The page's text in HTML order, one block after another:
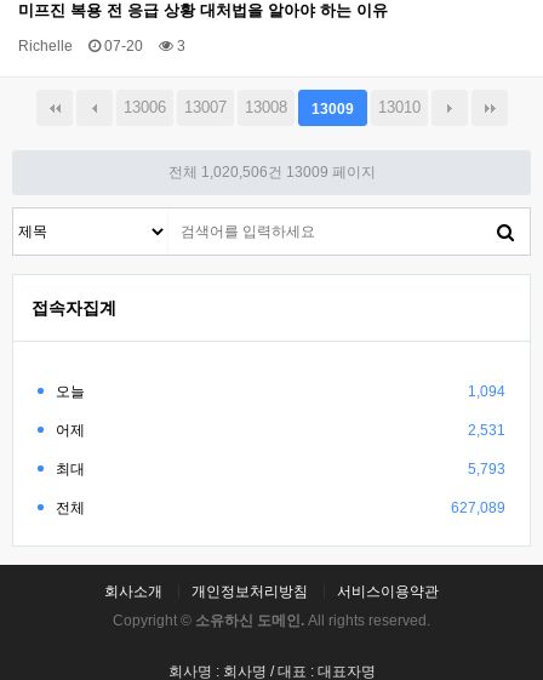
미프진 복용 전 응급 상황 대처법을 알아야 하는 이유
Richelle 07-20 3
13006 13007 13008 13009 13010
전체 1,020,506건 13009 페이지
접속자집계
오늘 1,094
어제 2,531
최대 5,793
전체 627,089
회사소개 개인정보처리방침
서비스이용약관
Copyright © 소유하신 도메인. All rights reserved.
회사명 : 회사명 / 대표 : 대표자명